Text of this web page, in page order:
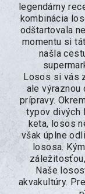
legendárny
kombinácia
odštartovala
momentu si
našla
Losos si vás
ale výraznou
prípravy.
typov divých
keta, losos
však úplne
lososa.
Naše
akvakultúry.